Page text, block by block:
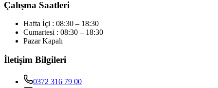
Çalışma Saatleri
Hafta İçi : 08:30 – 18:30
Cumartesi : 08:30 – 18:30
Pazar Kapalı
İletişim Bilgileri
0372 316 79 00